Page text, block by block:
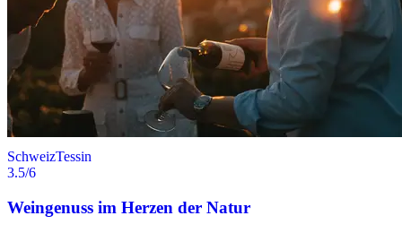
SchweizTessin
3.5/6
Weingenuss im Herzen der Natur